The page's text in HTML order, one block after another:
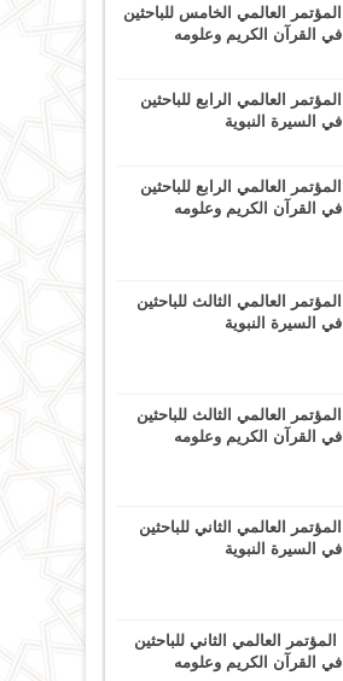
المؤتمر العالمي الخامس للباحثين
في القرآن الكريم وعلومه
المؤتمر العالمي الرابع للباحثين
في السيرة النبوية
المؤتمر العالمي الرابع للباحثين
في القرآن الكريم وعلومه
المؤتمر العالمي الثالث للباحثين
في السيرة النبوية
المؤتمر العالمي الثالث للباحثين
في القرآن الكريم وعلومه
المؤتمر العالمي الثاني للباحثين
في السيرة النبوية
ٍ المؤتمر العالمي الثاني للباحثين
في القرآن الكريم وعلومه